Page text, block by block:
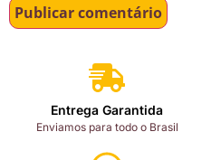
Entrega Garantida
Enviamos para todo o Brasil